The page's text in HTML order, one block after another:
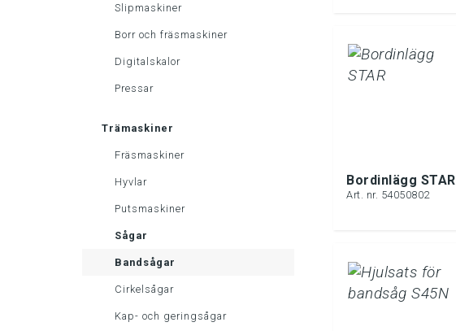
Slipmaskiner
Borr och fräsmaskiner
Digitalskalor
Pressar
Trämaskiner
Fräsmaskiner
Hyvlar
Putsmaskiner
Sågar
Bandsågar
Cirkelsågar
Kap- och geringsågar
Bordinlägg STAR
Art. nr. 54050802